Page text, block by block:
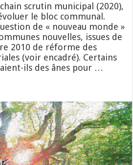
scrutin municipal (2020),
le bloc communal.
de « nouveau monde »
nouvelles, issues de
2010 de réforme des
(voir encadré). Certains
ils des ânes pour …